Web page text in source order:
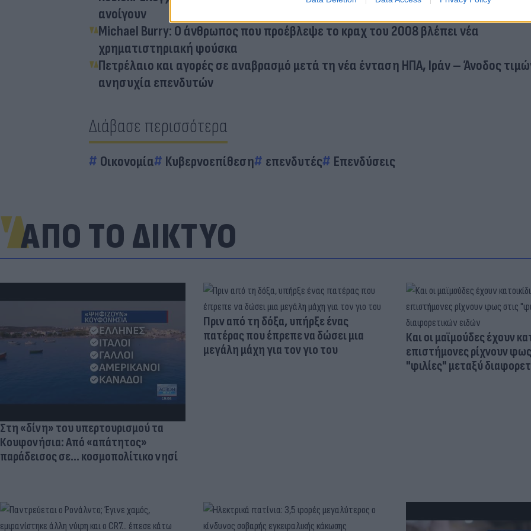
ανοίγουν
Michael Burry: Ο άνθρωπος που προέβλεψε το κραχ του 2008 βλέπει νέα
χρηματιστηριακή φούσκα
Πετρέλαιο και αγορές σε αναβρασμό μετά τη νέα ένταση ΗΠΑ, Ιράν – Άνοδος
ανησυχία επενδυτών
Διάβασε περισσότερα
Οικονομία Κυβερνοεπίθεση επενδυτές Επενδύσεις
ΑΠΟ ΤΟ ΔΙΚΤΥΟ
Στη «δίνη» του υπερτουρισμού τα
Κουφονήσια: Από «απάτητος»
παράδεισος σε... κοσμοπολίτικο νησί
Πριν από τη δόξα, υπήρξε ένας
πατέρας που έπρεπε να δώσει μια
μεγάλη μάχη για τον γιο του
Και οι μαϊμούδες έχουν
επιστήμονες ρίχνουν
"φιλίες" μεταξύ